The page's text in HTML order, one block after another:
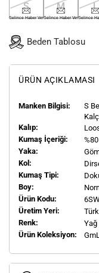
S
Gelince Haber Ver
M
Gelince Haber Ver
L
Gelince
Beden Tablosu
ÜRÜN AÇIKLAMASI
Manken Bilgisi: S
Kalıp:
Kumaş İçeriği:
Yaka:
Kol:
Kumaş Tipi:
Boy:
Ürün Kodu:
Üretim Yeri:
Renk:
Yağ
Ürün Koleksiyon: